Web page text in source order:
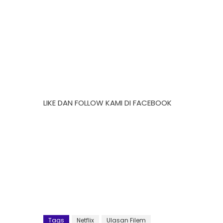
LIKE DAN FOLLOW KAMI DI FACEBOOK
Tags Netflix Ulasan Filem